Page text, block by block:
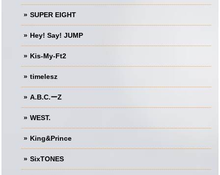
SUPER EIGHT
Hey! Say! JUMP
Kis-My-Ft2
timelesz
A.B.C.ーZ
WEST.
King&Prince
SixTONES